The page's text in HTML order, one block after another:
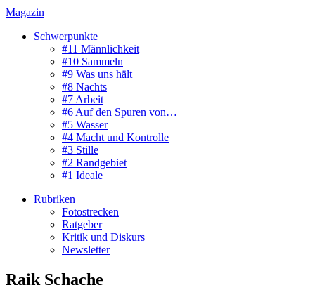
Magazin
Schwerpunkte
#11 Männlichkeit
#10 Sammeln
#9 Was uns hält
#8 Nachts
#7 Arbeit
#6 Auf den Spuren von…
#5 Wasser
#4 Macht und Kontrolle
#3 Stille
#2 Randgebiet
#1 Ideale
Rubriken
Fotostrecken
Ratgeber
Kritik und Diskurs
Newsletter
Raik Schache